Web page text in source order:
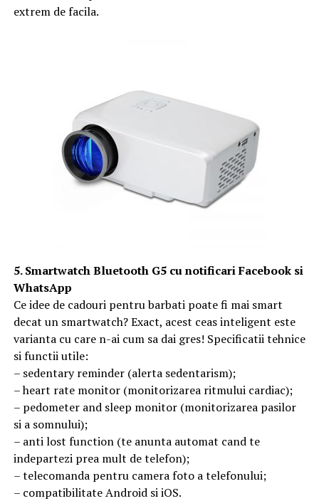
extrem de facila.
5. Smartwatch Bluetooth G5 cu notificari Facebook si
WhatsApp
Ce idee de cadouri pentru barbati poate fi mai smart
decat un smartwatch? Exact, acest ceas inteligent este
varianta cu care n-ai cum sa dai gres! Specificatii tehnice
si functii utile:
– sedentary reminder (alerta sedentarism);
– heart rate monitor (monitorizarea ritmului cardiac);
– pedometer and sleep monitor (monitorizarea pasilor
si a somnului);
– anti lost function (te anunta automat cand te
indepartezi prea mult de telefon);
– telecomanda pentru camera foto a telefonului;
– compatibilitate Android si iOS.